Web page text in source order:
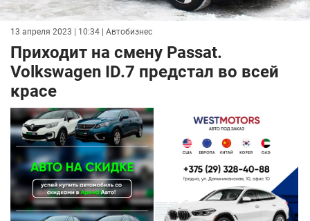
13 апреля 2023 | 10:34 | Автобизнес
Приходит на смену Passat.
Volkswagen ID.7 предстал во всей
красе